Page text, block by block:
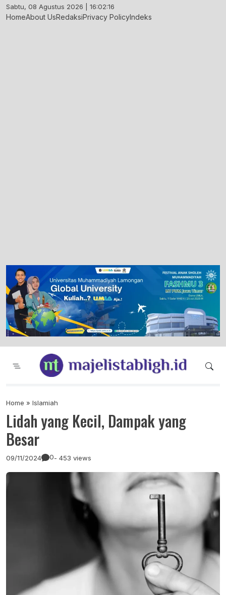
Skip
to
Sabtu, 08 Agustus 2026 | 16:02:17
HomeAbout UsRedaksiPrivacy PolicyIndeks
Majelis Tabligh Muhammadiyah
Syiar Dakwah Islam Berkemajuan dan
Home » Islamiah
Lidah yang Kecil, Dampak yang
Besar
09/11/2024 0- 453 views